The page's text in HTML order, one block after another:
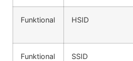
Funktional HSID
Funktional SSID